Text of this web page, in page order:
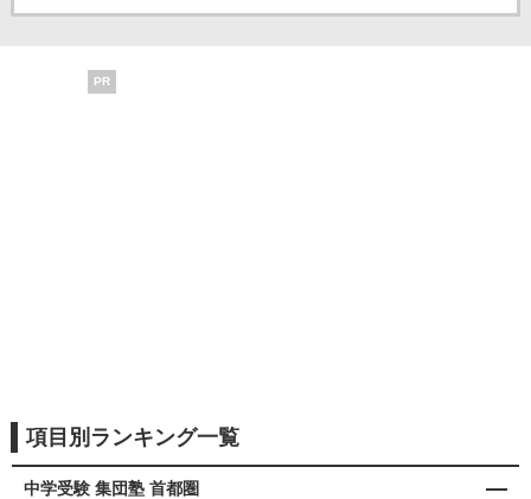
PR
項目別ランキング一覧
中学受験 集団塾 首都圏